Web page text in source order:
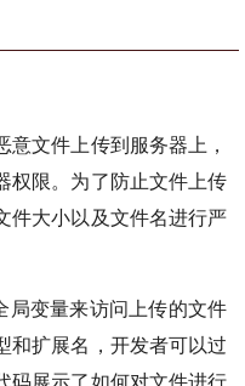
文件上传到服务器上，
权限。为了防止文件上传
件大小以及文件名进行严
局变量来访问上传的文件
和扩展名，开发者可以过